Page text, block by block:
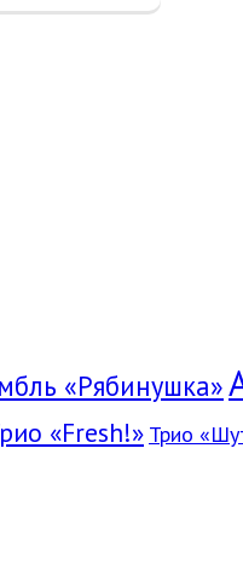
«Рябинушка»
«Fresh!» Трио